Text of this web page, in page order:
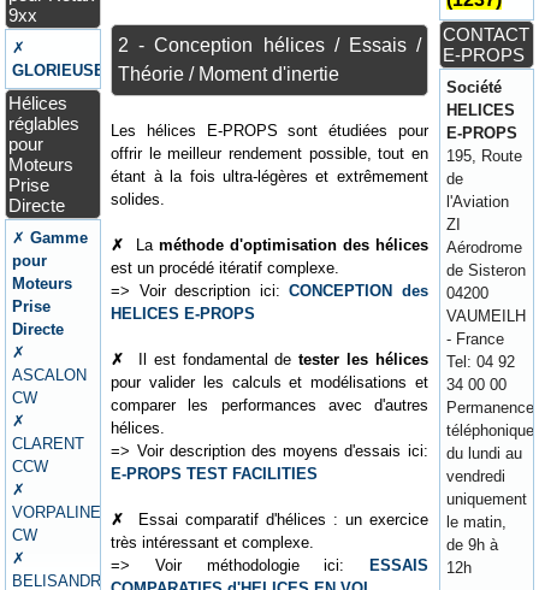
9xx
✗
GLORIEUSE
Hélices
réglables
pour
Moteurs
Prise
Directe
✗Gamme
pour
Moteurs
Prise
Directe
✗
ASCALON
CW
✗
CLARENT
CCW
✗
VORPALINE
CW
✗
BELISANDRE
2 - Conception hélices / Essais /
Théorie / Moment d'inertie
Les hélices E-PROPS sont étudiées pour
offrir le meilleur rendement possible, tout en
étant à la fois ultra-légères et extrêmement
solides.
✗ La méthode d'optimisation des hélices
est un procédé itératif complexe.
=> Voir description ici:CONCEPTION des
HELICES E-PROPS
✗ Il est fondamental detester les hélices
pour valider les calculs et modélisations et
comparer les performances avec d'autres
hélices.
=> Voir description des moyens d'essais ici:
E-PROPS TEST FACILITIES
✗
Essai comparatif d'hélices : un exercice
très intéressant et complexe.
=> Voir méthodologie ici:
ESSAIS
CONTACT
E-PROPS
Société
HELICES
E-PROPS
195, Route
de
l'Aviation
ZI
Aérodrome
de Sisteron
04200
VAUMEILH
- France
Tel: 04 92
34 00 00
Permanence
téléphonique
du lundi au
vendredi
uniquement
le matin,
de 9h à
12h